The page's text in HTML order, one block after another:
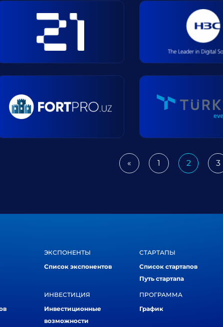
«Previous1 2 3
ЭКСПОНЕНТЫ
Список экспонентов
СТАРТАПЫ
Список стартапов
Путь стартапа
ИНВЕСТИЦИЯ
Инвестиционные
возможности
ПРОГРАММА
График